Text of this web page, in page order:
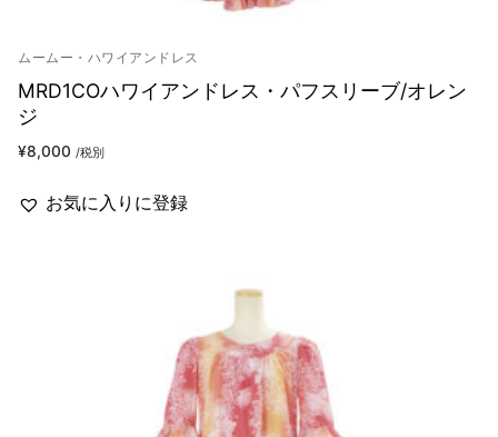
ムームー・ハワイアンドレス
MRD1COハワイアンドレス・パフスリーブ/オレン
ジ
¥8,000 /税別
お気に入りに登録